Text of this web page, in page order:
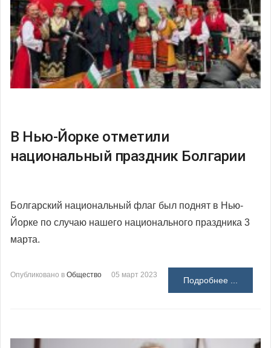
В Нью-Йорке отметили
национальный праздник Болгарии
Болгарский национальный флаг был поднят в Нью-
Йорке по случаю нашего национального праздника 3
марта.
Опубликовано в Общество 05 март 2023
Подробнее ...